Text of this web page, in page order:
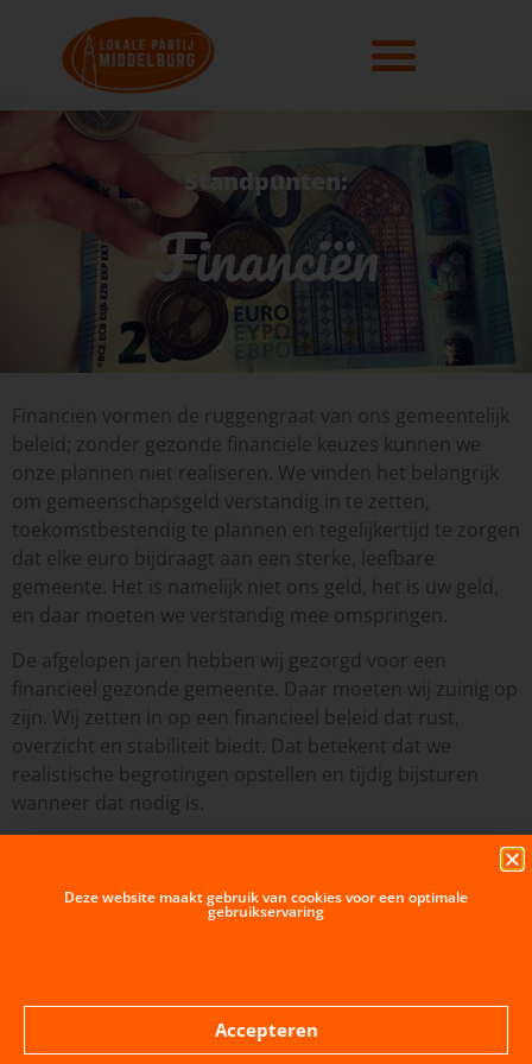
Standpunten:
Financiën
Financiën vormen de ruggengraat van ons gemeentelijk
beleid; zonder gezonde financiële keuzes kunnen we
onze plannen niet realiseren. We vinden het belangrijk
om gemeenschapsgeld verstandig in te zetten,
toekomstbestendig te plannen en tegelijkertijd te zorgen
dat elke euro bijdraagt aan een sterke, leefbare
gemeente. Het is namelijk niet ons geld, het is uw geld,
en daar moeten we verstandig mee omspringen.
De afgelopen jaren hebben wij gezorgd voor een
financieel gezonde gemeente. Daar moeten wij zuinig op
zijn. Wij zetten in op een financieel beleid dat rust,
overzicht en stabiliteit biedt. Dat betekent dat we
realistische begrotingen opstellen en tijdig bijsturen
wanneer dat nodig is.
Hoe lokaal wil je 't hebben?
Deze website maakt gebruik van cookies voor een optimale
gebruikservaring
Accepteren